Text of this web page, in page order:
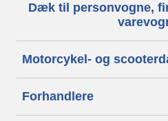
Dæk til personvogne,
Motorcykel- og
Forhandlere